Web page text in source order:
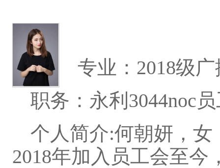
专业：2018级
职务：永利3044noc
个人简介:何朝妍，女
2018年加入员工会至